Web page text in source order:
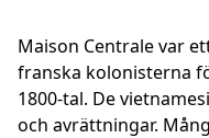
Maison Centrale var
franska kolonisterna
1800-tal. De
och avrättningar.